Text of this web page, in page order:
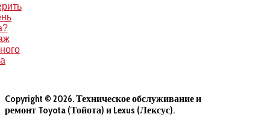
Copyright © 2026. Техническое обслуживание и
ремонт Toyota (Тойота) и Lexus (Лексус).